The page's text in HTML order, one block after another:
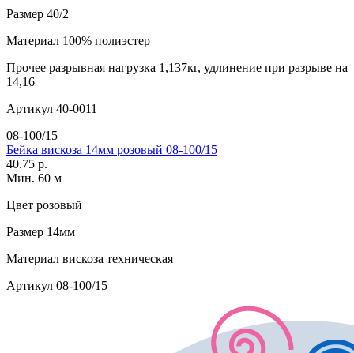
Размер 40/2
Материал 100% полиэстер
Прочее разрывная нагрузка 1,137кг, удлинение при разрыве на
14,16
Артикул 40-0011
08-100/15
Бейка вискоза 14мм розовый 08-100/15
40.75 р.
Мин. 60 м
Цвет розовый
Размер 14мм
Материал вискоза техническая
Артикул 08-100/15